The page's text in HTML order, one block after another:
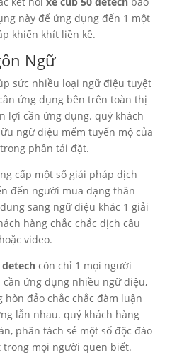
này để ứng dụng đến 1 một
khiến khít liền kề.
Ngữ
sức nhiều loại ngữ điệu tuyệt
ứng dụng bên trên toàn thị
lợi cần ứng dụng. quý khách
ngữ điệu mếm tuyển mộ của
phần tải đặt.
cấp một số giải pháp dịch
đến người mua dạng thân
sang ngữ điệu khác 1 giải
hàng chắc chắc dịch câu
video.
detechcòn chỉ 1 mọi người
ứng dụng nhiều ngữ điệu,
hòn đảo chắc chắc đàm luận
lẫn nhau. quý khách hàng
phân tách sẻ một số độc đáo
trong mọi người quen biết.